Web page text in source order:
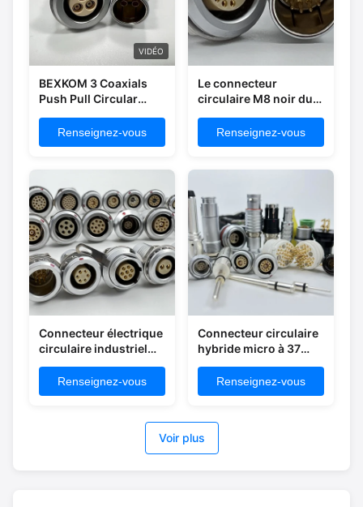
VIDÉO
BEXKOM 3 Coaxials
Push Pull Circular
PEEK Isolateur féminin
et masculin IP50 à
électromagnétiques
Renseignez-vous
Le connecteur
circulaire M8 noir dur
ISO13485
Renseignez-vous
Connecteur électrique
circulaire industriel
imperméable à l'eau
résistant à la
corrosion
Renseignez-vous
Connecteur circulaire
hybride micro à 37
broches anti-rouille
multifonctionnel
Renseignez-vous
Voir plus